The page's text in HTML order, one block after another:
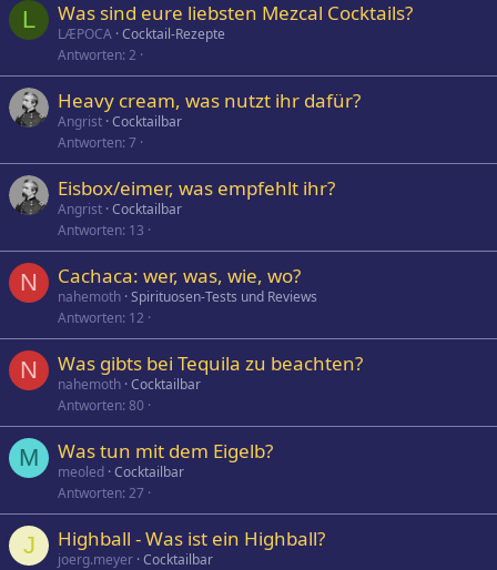
L Was sind eure liebsten Mezcal Cocktails?
LÆPOCA Cocktail-Rezepte
Antworten 2
Heavy cream, was nutzt ihr dafür?
Angrist Cocktailbar
Antworten 7
Eisbox/eimer, was empfehlt ihr?
Angrist Cocktailbar
Antworten 13
N Cachaca: wer, was, wie, wo?
nahemoth Spirituosen-Tests und Reviews
Antworten 12
N Was gibts bei Tequila zu beachten?
nahemoth Cocktailbar
Antworten 80
M Was tun mit dem Eigelb?
meoled Cocktailbar
Antworten 27
J Highball - Was ist ein Highball?
joerg.meyer Cocktailbar